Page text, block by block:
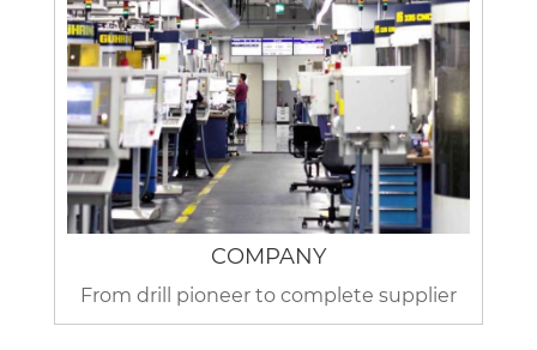
COMPANY
From drill pioneer to complete supplier